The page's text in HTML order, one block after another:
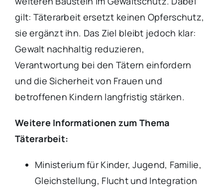
gilt: Täterarbeit ersetzt keinen Opferschutz,
sie ergänzt ihn. Das Ziel bleibt jedoch klar:
Gewalt nachhaltig reduzieren,
Verantwortung bei den Tätern einfordern
und die Sicherheit von Frauen und
betroffenen Kindern langfristig stärken.
Weitere Informationen zum Thema
Täterarbeit:
Ministerium für Kinder, Jugend, Familie,
Gleichstellung, Flucht und Integration